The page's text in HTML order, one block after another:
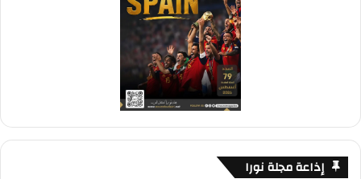
إذاعة مجلة نورا